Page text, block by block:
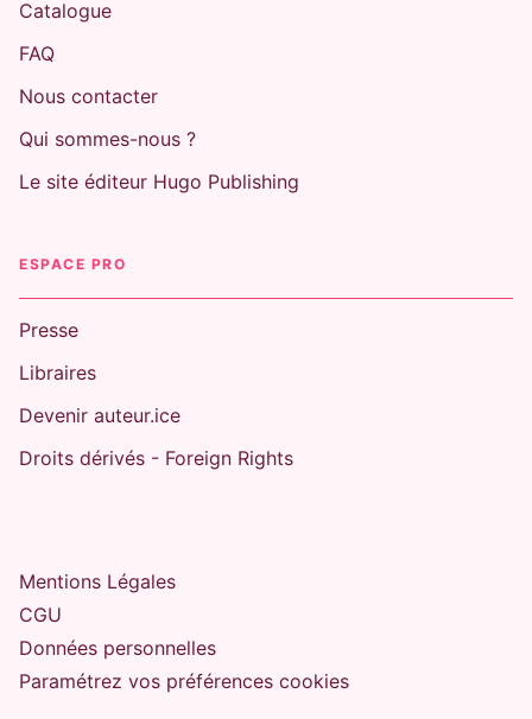
Catalogue
FAQ
Nous contacter
Qui sommes-nous ?
Le site éditeur Hugo Publishing
ESPACE PRO
Presse
Libraires
Devenir auteur.ice
Droits dérivés - Foreign Rights
Mentions Légales
CGU
Données personnelles
Paramétrez vos préférences cookies